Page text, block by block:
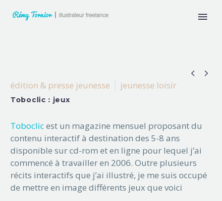
 
édition & presse jeunesse jeunesse loisir
Toboclic : jeux
Toboclicest un magazine mensuel proposant du
contenu interactif à destination des 5-8 ans
disponible sur cd-rom et en ligne pour lequel j’ai
commencé à travailler en 2006. Outre plusieurs
récits interactifs que j’ai illustré, je me suis occupé
de mettre en image différents jeux que voici